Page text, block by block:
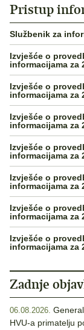
Pristup
Službenik za
Izvješće o
informacijama za
Izvješće o
informacijama za
Izvješće o
informacijama za
Izvješće o
informacijama za
Izvješće o
informacijama za
Izvješće o
informacijama za
Izvješće o
informacijama za
Zadnje
06.08.2026.
HVU-a primatelju